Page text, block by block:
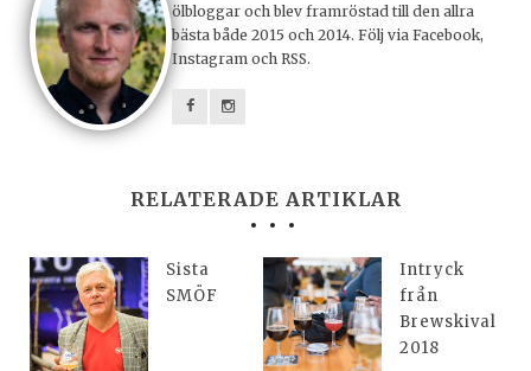
ölbloggar och blev framröstad till den allra
bästa både 2015 och 2014. Följ via Facebook,
Instagram och RSS.
RELATERADE ARTIKLAR
Sista
SMÖF
Intryck
från
Brewskival
2018